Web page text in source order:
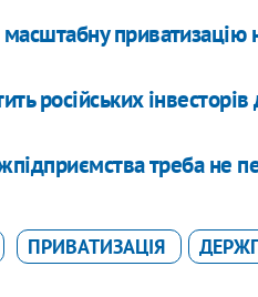
приватизацію
російських
треба не
ПРИВАТИЗАЦІЯ